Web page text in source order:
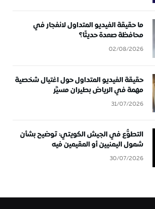
ما حقيقة الفيديو المتداول لانفجار في
محافظة صعدة حديثًا؟
02/08/2026
حقيقة الفيديو المتداول حول اغتيال شخصية
مهمة في الرياض بطيران مسيَّر
31/07/2026
التطوُّع في الجيش الكويتي: توضيح بشأن
شمول اليمنيين أو المقيمين فيه
30/07/2026